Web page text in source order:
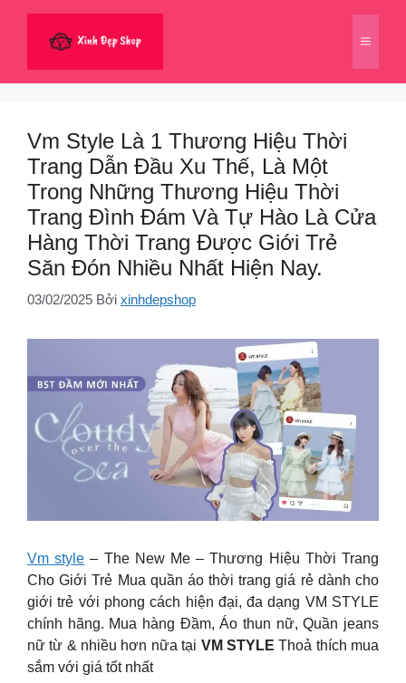
dung
Menu
Vm Style Là 1 Thương Hiệu Thời
Trang Dẫn Đầu Xu Thế, Là Một
Trong Những Thương Hiệu Thời
Trang Đình Đám Và Tự Hào Là Cửa
Hàng Thời Trang Được Giới Trẻ
Săn Đón Nhiều Nhất Hiện Nay.
03/02/2025 Bởi xinhdepshop
Vm style – The New Me – Thương Hiệu Thời Trang
Cho Giới Trẻ Mua quần áo thời trang giá rẻ dành cho
giới trẻ với phong cách hiện đại, đa dạng VM STYLE
chính hãng. Mua hàng Đầm, Áo thun nữ, Quần jeans
nữ từ & nhiều hơn nữa tại VM STYLE Thoả thích mua
sắm với giá tốt nhất